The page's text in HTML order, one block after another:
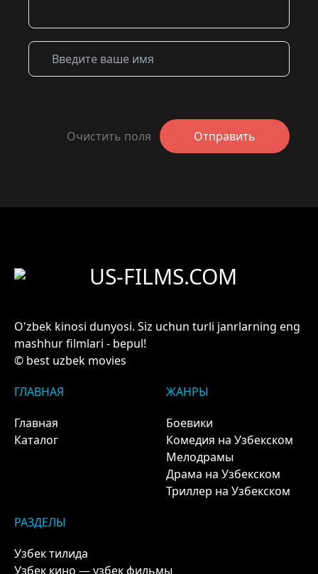
Очистить поля Отправить
US-FILMS.COM
O'zbek kinosi dunyosi. Siz uchun turli janrlarning eng
mashhur filmlari - bepul!
© best uzbek movies
ГЛАВНАЯ
Главная
Каталог
ЖАНРЫ
Боевики
Комедия на Узбекском
Мелодрамы
Драма на Узбекском
Триллер на Узбекском
РАЗДЕЛЫ
Узбек тилида
Узбек кино — узбек фильмы